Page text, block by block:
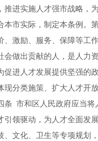
推进实施人才强市战略，
本市实际，制定本条例。
、激励、服务、保障等工
会做出贡献的人，是人力
促进人才发展提供坚强的
现分类施策、扩大人才开
条 市和区人民政府应当
引领驱动，为人才全面发
、文化、卫生等专项规划